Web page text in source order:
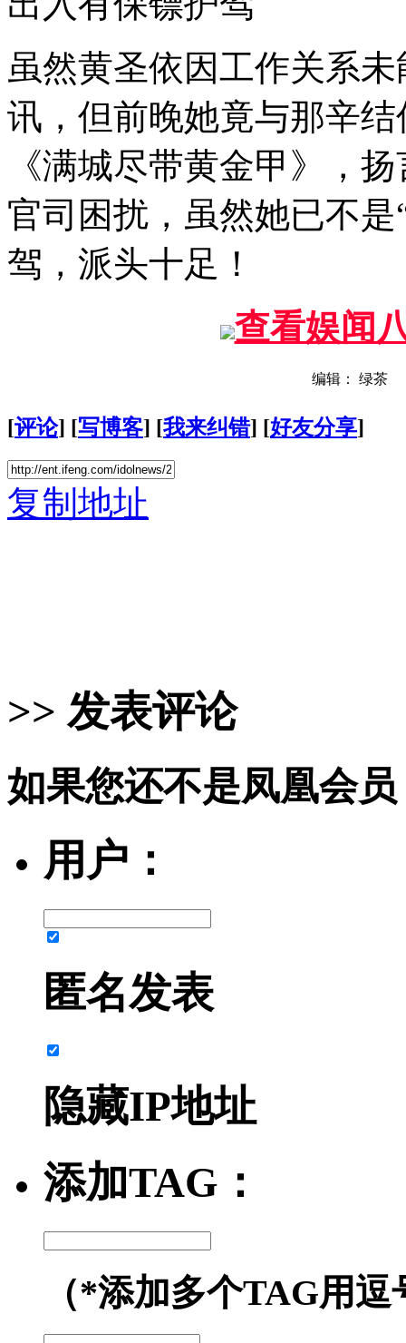
虽然黄圣依因工作关系
讯，但前晚她竟与那辛
《满城尽带黄金甲》，
官司困扰，虽然她已不
驾，派头十足！
查看娱闻
编辑： 绿茶
[评论] [写博客] [我来纠错] [好友分享]
复制地址
>> 发表评论
如果您还不是凤凰会
用户：
匿名发表
隐藏IP地址
添加TAG：
（*添加多个TAG用